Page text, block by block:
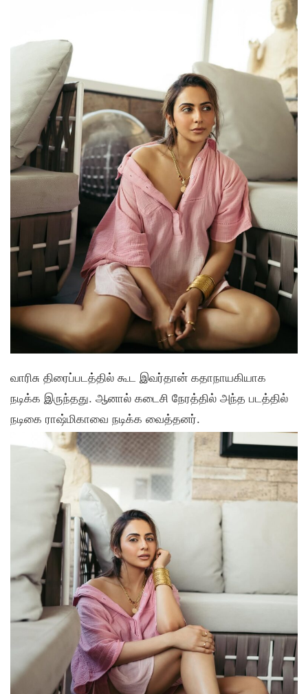
வாரிசு திரைப்படத்தில் கூட இவர்தான் கதாநாயகியாக
நடிக்க இருந்தது. ஆனால் கடைசி நேரத்தில் அந்த படத்தில்
நடிகை ராஷ்மிகாவை நடிக்க வைத்தனர்.